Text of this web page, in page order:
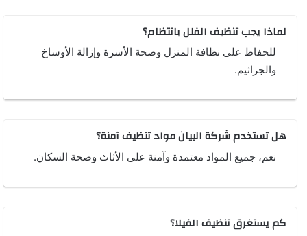
لماذا يجب تنظيف الفلل بانتظام؟
للحفاظ على نظافة المنزل وصحة الأسرة وإزالة الأوساخ
والجراثيم.
هل تستخدم شركة البيان مواد تنظيف آمنة؟
نعم، جميع المواد معتمدة وآمنة على الأثاث وصحة السكان.
كم يستغرق تنظيف الفيلا؟